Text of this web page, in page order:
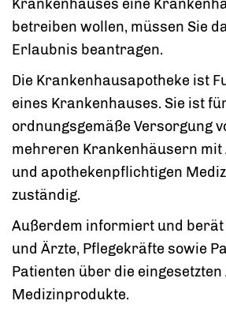
Krankenhauses eine
betreiben wollen, müssen Sie
Erlaubnis beantragen.
Die Krankenhausapotheke ist
eines Krankenhauses. Sie ist
ordnungsgemäße Versorgung
mehreren Krankenhäusern mit
und apothekenpflichtigen
zuständig.
Außerdem informiert und berät
und Ärzte, Pflegekräfte sowie
Patienten über die
Medizinprodukte.